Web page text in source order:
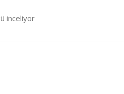
inceliyor